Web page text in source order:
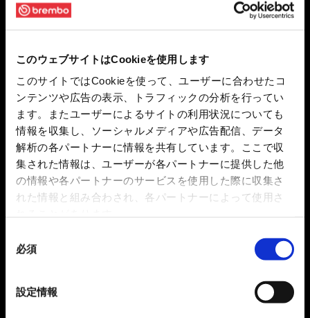
このウェブサイトはCookieを使用します
このサイトではCookieを使って、ユーザーに合わせたコ
ンテンツや広告の表示、トラフィックの分析を行ってい
ます。またユーザーによるサイトの利用状況についても
情報を収集し、ソーシャルメディアや広告配信、データ
解析の各パートナーに情報を共有しています。ここで収
集された情報は、ユーザーが各パートナーに提供した他
の情報や各パートナーのサービスを使用した際に収集さ
れた情報と組み合わされ、各パートナーによって使用さ
必須
設定情報